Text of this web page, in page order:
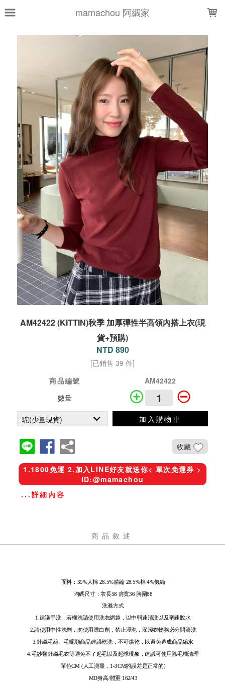
mamachou 阿綢家
AM42422 (KITTIN)秋季 加厚彈性半高領內搭上衣(現
貨+預購)
NTD 890
[已銷售 39 件]
商品編號
AM42422
數量
加入購物車
收藏
1.1800免運 2.加入LINE好友就送你< 單次免運券 >
ID:@mamachou
...詳細內容
商品敘述